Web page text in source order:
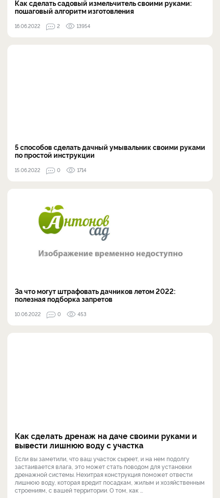
Как сделать садовый измельчитель своими руками:
пошаговый алгоритм изготовления
16.06.2022 2 13954
5 способов сделать дачный умывальник своими руками
по простой инструкции
15.06.2022 0 1714
За что могут штрафовать дачников летом 2022:
полезная подборка запретов
10.06.2022 0 453
Как сделать дренаж на даче своими руками и
вывести лишнюю воду с участка
Если вы заметили, что ваш участок сыреет, и на нем подолгу
застаивается влага, это может стать поводом для установки
дренажной системы. Нехитрая конструкция поможет отвести
лишнюю воду, которая вредит посадкам, жилым и хозяйственным
строениям, с вашей территории. О том, как ...